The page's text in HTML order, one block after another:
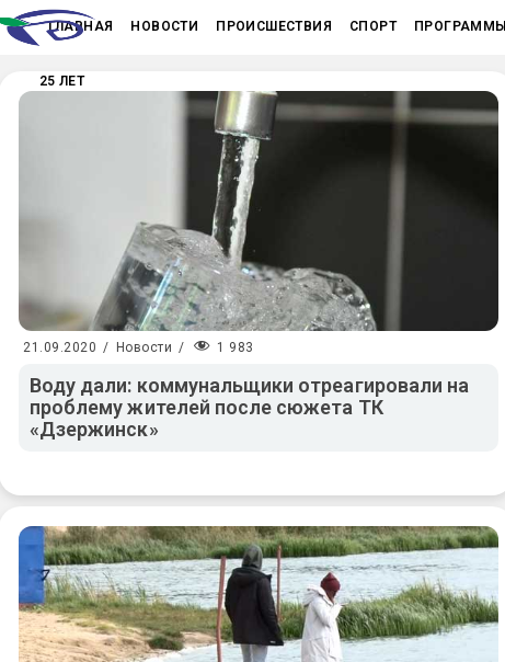
ГЛАВНАЯ НОВОСТИ ПРОИСШЕСТВИЯ СПОРТ ПРОГРАММЫ
25 ЛЕТ
21.09.2020 / Новости / 1 983
Воду дали: коммунальщики отреагировали на
проблему жителей после сюжета ТК
«Дзержинск»